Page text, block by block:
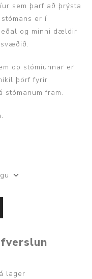
sem þarf að þrýsta
er í
og minni dældir
op stómíunnar er
þörf fyrir
fram.
lager